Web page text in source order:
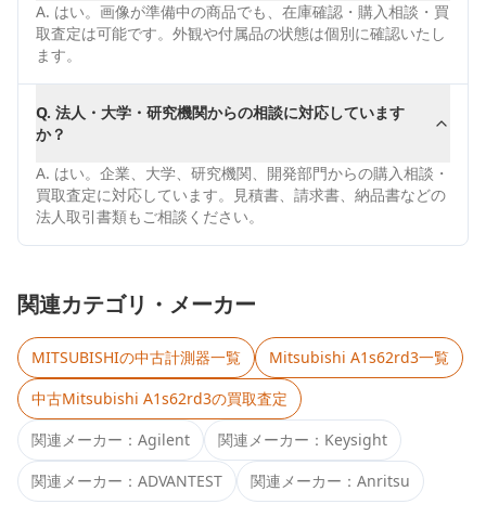
A. はい。画像が準備中の商品でも、在庫確認・購入相談・買
取査定は可能です。外観や付属品の状態は個別に確認いたし
ます。
Q. 法人・大学・研究機関からの相談に対応しています
か？
A. はい。企業、大学、研究機関、開発部門からの購入相談・
買取査定に対応しています。見積書、請求書、納品書などの
法人取引書類もご相談ください。
関連カテゴリ・メーカー
MITSUBISHIの中古計測器一覧 Mitsubishi A1s62rd3一覧
中古Mitsubishi A1s62rd3の買取査定
関連メーカー： Agilent 関連メーカー： Keysight
関連メーカー： ADVANTEST 関連メーカー： Anritsu